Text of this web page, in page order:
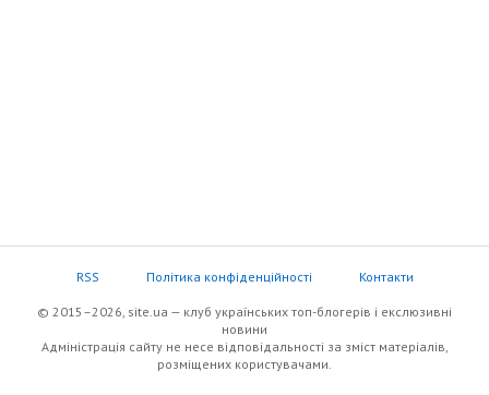
RSS Політика конфіденційності Контакти
© 2015–2026, site.ua — клуб українських топ-блогерів i екслюзивнi
новини
Адміністрація сайту не несе відповідальності за зміст матеріалів,
розміщених користувачами.